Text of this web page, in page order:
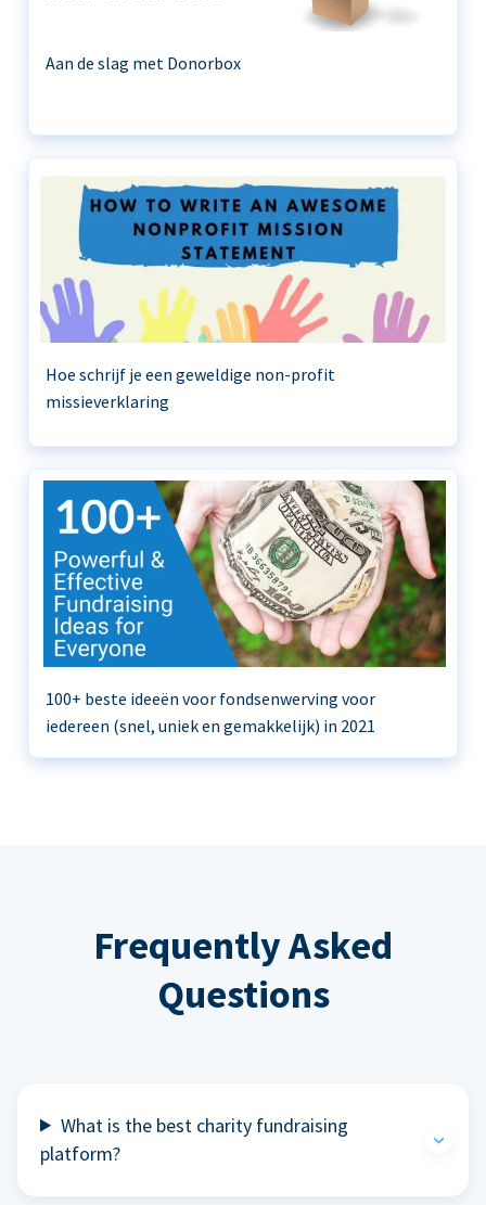
Aan de slag met Donorbox
Hoe schrijf je een geweldige non-profit
missieverklaring
100+ beste ideeën voor fondsenwerving voor
iedereen (snel, uniek en gemakkelijk) in 2021
Frequently Asked
Questions
What is the best charity fundraising
platform?